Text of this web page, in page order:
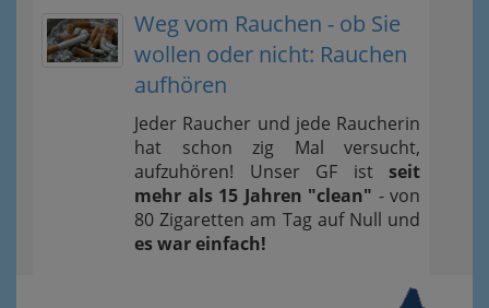
Weg vom Rauchen - ob Sie
wollen oder nicht: Rauchen
aufhören
Jeder Raucher und jede Raucherin
hat schon zig Mal versucht,
aufzuhören! Unser GF ist seit
mehr als 15 Jahren "clean" - von
80 Zigaretten am Tag auf Null und
es war einfach!